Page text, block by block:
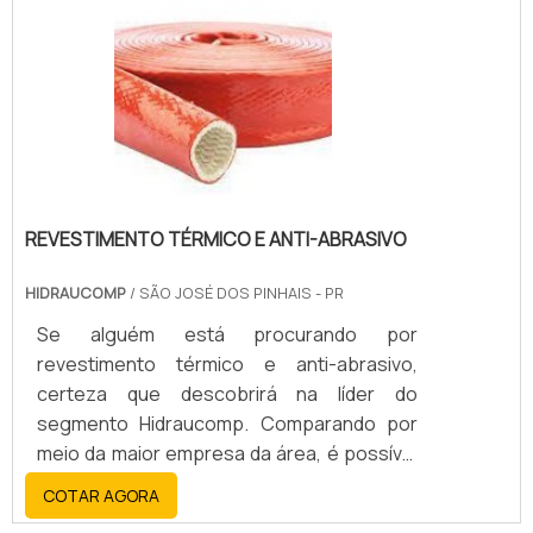
excelência para cada cliente. Aproveite a
visita para acessar o site e saber mais
sobre a empresa, os serviços e os
produtos.
água saturada, macaco hidráulico,
condução de óleos. Outros Modelos:
TERMOPLÁSTICA GÁS FREON
COMBUSTÍVEL TEFLON COMPRESSOR
REVESTIMENTO TÉRMICO E ANTI-ABRASIVO
HIDRAUCOMP / SÃO JOSÉ DOS PINHAIS - PR
Se alguém está procurando por
revestimento térmico e anti-abrasivo,
certeza que descobrirá na líder do
segmento Hidraucomp. Comparando por
meio da maior empresa da área, é possível
encontrar sofisticação, qualidade e preço
justo em um só lugar.INFORMAÇÕES SOBRE
COTAR AGORA